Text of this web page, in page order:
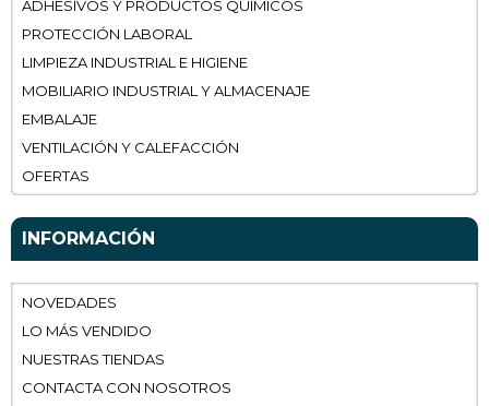
ADHESIVOS Y PRODUCTOS QUÍMICOS
PROTECCIÓN LABORAL
LIMPIEZA INDUSTRIAL E HIGIENE
MOBILIARIO INDUSTRIAL Y ALMACENAJE
EMBALAJE
VENTILACIÓN Y CALEFACCIÓN
OFERTAS
INFORMACIÓN
NOVEDADES
LO MÁS VENDIDO
NUESTRAS TIENDAS
CONTACTA CON NOSOTROS